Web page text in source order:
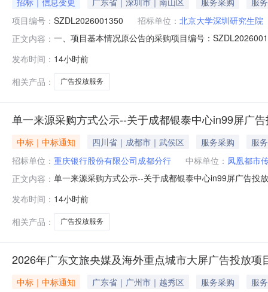
项目编号： SZDL2026001350 招标单位： 北京大学深圳研究生院
正文内容： 一、项目基本情况原公告的采购项目编号：
地址:深圳市南山区西丽大学城北大校区联系方式:0755-
发布时间： 14小时前
相关产品：
广告投放服务
单一来源采购方式公示--关于成都银泰中心in99屏广
中标｜中标通知 四川省｜成都市｜武侯区 服务采购
服务
招标单位： 重庆银行股份有限公司成都分行 中标单位： 凤凰都市
正文内容： 单一来源采购方式公示--关于成都银泰中心in99屏广告投
发布时间： 14小时前
相关产品：
广告投放服务
2026年广东文旅央媒及海外重点城市大屏广告投放项
中标｜中标通知 广东省｜广州市｜越秀区 服务采购
服务